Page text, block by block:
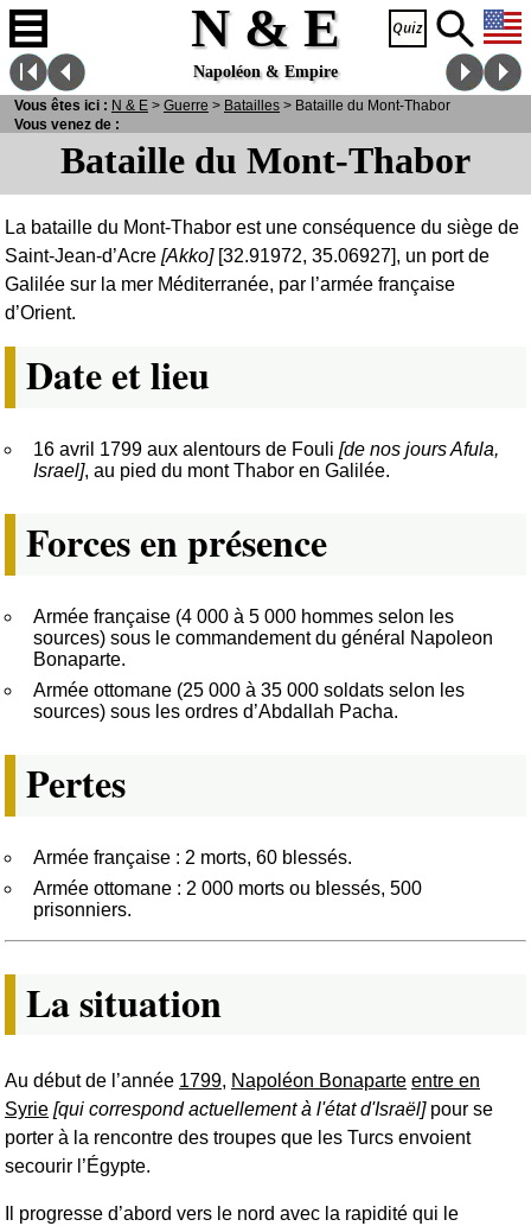
N & E
Napoléon & Empire
Bataille du Mont-Thabor
La bataille du Mont-Thabor est une conséquence du siège de
Saint-Jean-d’Acre [Akko][32.91972, 35.06927], un port de
Galilée sur la mer Méditerranée, par l’armée française
d’Orient.
Date et lieu
16 avril 1799 aux alentours de Fouli [de nos jours Afula,
Israel], au pied du mont Thabor en Galilée.
Forces en présence
Armée française (4 000 à 5 000 hommes selon les
sources) sous le commandement du général Napoleon
Bonaparte.
Armée ottomane (25 000 à 35 000 soldats selon les
sources) sous les ordres d’Abdallah Pacha.
Pertes
Armée française : 2 morts, 60 blessés.
Armée ottomane : 2 000 morts ou blessés, 500
prisonniers.
La situation
Au début de l’année 1799, Napoléon Bonaparte entre en
Syrie [qui correspond actuellement à l'état d'Israël]pour se
porter à la rencontre des troupes que les Turcs envoient
secourir l’Égypte.
Il progresse d’abord vers le nord avec la rapidité qui le
Vous êtes ici : N & E > Guerre > Batailles > Bataille du Mont-Thabor
Vous venez de :